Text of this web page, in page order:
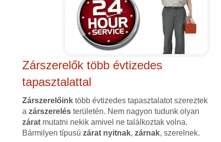
Zárszerelők több évtizedes
tapasztalattal
Zárszerelőinktöbb évtizedes tapasztalatot szereztek
a zárszerelésterületén. Nem nagyon tudunk olyan
záratmutatni nekik amivel ne találkoztak volna.
Bármilyen típusú zárat nyitnak, zárnak, szerelnek.